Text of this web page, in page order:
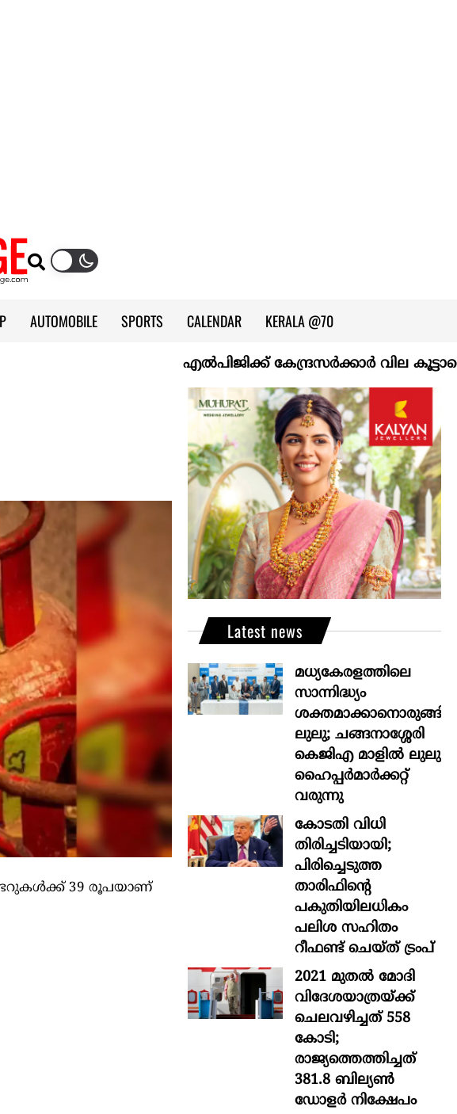
AUTOMOBILE SPORTS CALENDAR KERALA @70
എല്‍പിജിക്ക് കേന്ദ്രസർക്കാർ വില
39 രൂപയാണ്
Latest news
മധ്യകേരളത്തിലെ
സാന്നിദ്ധ്യം
ശക്തമാക്കാനൊരുങ്ങി
ലുലു; ചങ്ങനാശ്ശേരി
കെജിഎ മാളിൽ ലുലു
ഹൈപ്പർമാർക്കറ്റ്
വരുന്നു
കോടതി വിധി
തിരിച്ചടിയായി;
പിരിച്ചെടുത്ത
താരിഫിന്‍റെ
പകുതിയിലധികം
പലിശ സഹിതം
റീഫണ്ട് ചെയ്ത് ട്രംപ്
2021 മുതൽ മോദി
വിദേശയാത്രയ്ക്ക്
ചെലവഴിച്ചത് 558
കോടി;
രാജ്യത്തെത്തിച്ചത്
381.8 ബില്യൺ
ഡോളർ നിക്ഷേപം